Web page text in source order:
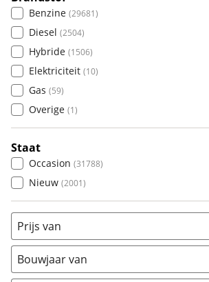
Citroën (1637)
Fiat ( 1460
Ford (3726)
Hyundai (1287
Kia (3134
Mazda ( 939
Mini
Peugeot (2722)
Renault
Seat
SKODA (879)
Benzine (29681)
Diesel (2504)
Hybride (1506)
Elektriciteit (10)
Gas (59)
Overige (1)
Staat
Occasion (31788)
Nieuw (2001)
Prijs van
Bouwjaar van